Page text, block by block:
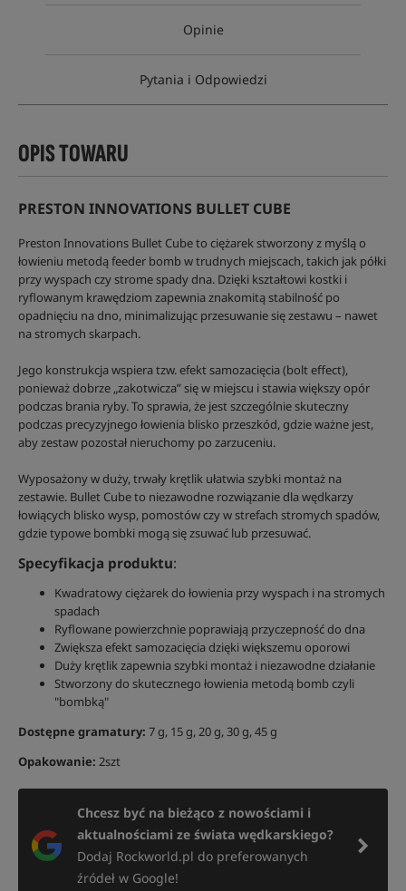
Opinie
Pytania i Odpowiedzi
OPIS TOWARU
PRESTON INNOVATIONS BULLET CUBE
Preston Innovations Bullet Cube to ciężarek stworzony z myślą o
łowieniu metodą feeder bomb w trudnych miejscach, takich jak półki
przy wyspach czy strome spady dna. Dzięki kształtowi kostki i
ryflowanym krawędziom zapewnia znakomitą stabilność po
opadnięciu na dno, minimalizując przesuwanie się zestawu – nawet
na stromych skarpach.
Jego konstrukcja wspiera tzw. efekt samozacięcia (bolt effect),
ponieważ dobrze „zakotwicza” się w miejscu i stawia większy opór
podczas brania ryby. To sprawia, że jest szczególnie skuteczny
podczas precyzyjnego łowienia blisko przeszkód, gdzie ważne jest,
aby zestaw pozostał nieruchomy po zarzuceniu.
Wyposażony w duży, trwały krętlik ułatwia szybki montaż na
zestawie. Bullet Cube to niezawodne rozwiązanie dla wędkarzy
łowiących blisko wysp, pomostów czy w strefach stromych spadów,
gdzie typowe bombki mogą się zsuwać lub przesuwać.
Specyfikacja produktu:
Kwadratowy ciężarek do łowienia przy wyspach i na stromych
spadach
Ryflowane powierzchnie poprawiają przyczepność do dna
Zwiększa efekt samozacięcia dzięki większemu oporowi
Duży krętlik zapewnia szybki montaż i niezawodne działanie
Stworzony do skutecznego łowienia metodą bomb czyli
"bombką"
Dostępne gramatury: 7 g, 15 g, 20 g, 30 g, 45 g
Opakowanie: 2szt
Chcesz być na bieżąco z nowościami i
aktualnościami ze świata wędkarskiego?
Dodaj Rockworld.pl do preferowanych
źródeł w Google!